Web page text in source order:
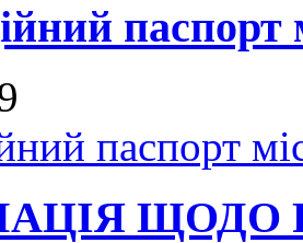
паспорт
ЩОДО